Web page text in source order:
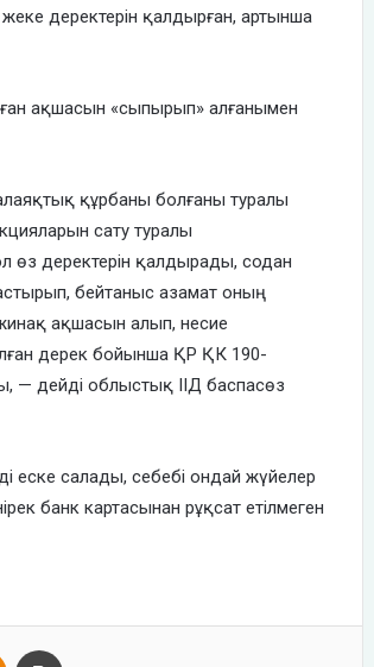
деректерін қалдырған, артынша
ақшасын «сыпырып» алғанымен
құрбаны болғаны туралы
сату туралы
өз деректерін қалдырады, содан
бейтаныс азамат оның
жинақ ақшасын алып, несие
дерек бойынша ҚР ҚК 190-
— дейді облыстық ІІД баспасөз
еске салады, себебі ондай жүйелер
банк картасынан рұқсат етілмеген
Odnoklassniki